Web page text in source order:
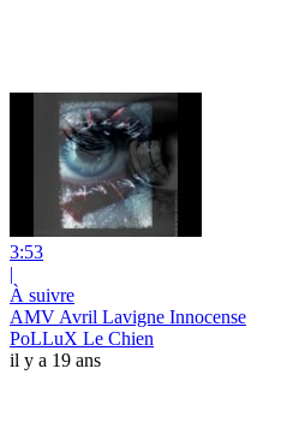
3:53
|
À suivre
AMV Avril Lavigne Innocense
PoLLuX Le Chien
il y a 19 ans